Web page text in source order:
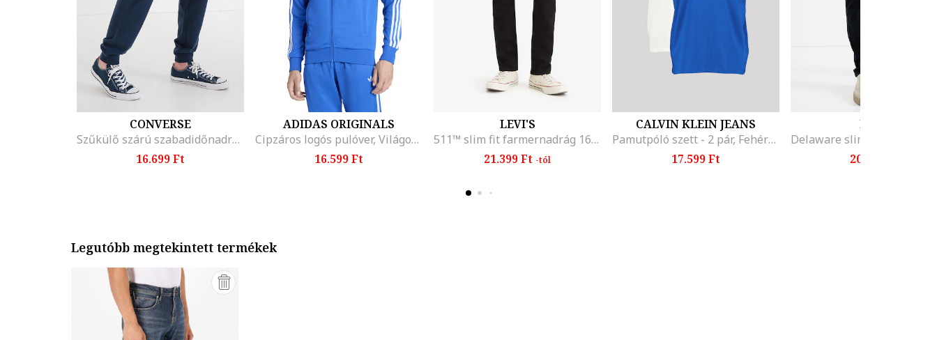
CONVERSE
Szűkülő szárú szabadidőnadrág logós foltrátéttel, Tengerészkék
16.699 Ft
ADIDAS ORIGINALS
Cipzáros logós pulóver, Világoskék
16.599 Ft
LEVI'S
511™ slim fit farmernadrág 16, Fekete
21.399 Ft -tól
CALVIN KLEIN JEANS
Pamutpóló szett - 2 pár, Fehér/Királykék
17.599 Ft
BOSS
20.299 Ft
Legutóbb megtekintett termékek